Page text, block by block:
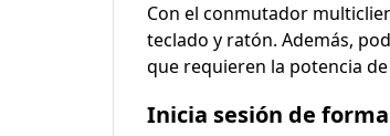
Con el conmutador
teclado y ratón. Además,
que requieren la potencia
Inicia sesión de